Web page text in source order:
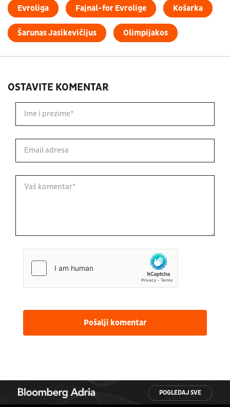
Evroliga Fajnal-for Evrolige Košarka
Šarunas Jasikevičijus Olimpijakos
OSTAVITE KOMENTAR
Pošalji komentar
POGLEDAJ SVE